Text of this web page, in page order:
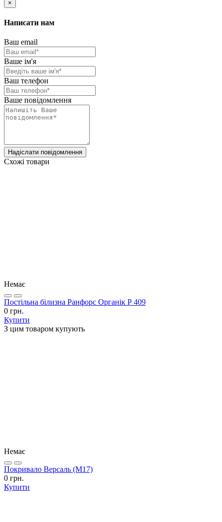
×
Написати нам
Ваш email
Ваше ім'я
Ваш телефон
Ваше повідомлення
Надіслати повідомлення
Схожі товари
Немає
Постільна білизна Ранфорс Органік Р 409
0 грн.
Купити
З цим товаром купують
Немає
Покривало Версаль (М17)
0 грн.
Купити